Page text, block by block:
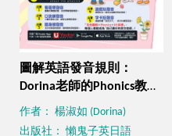
圖解英語發音規則：
Dorina老師的Phonics教學
筆記【虛擬點讀筆版】
（附Youtor App內含
作者： 楊淑如 (Dorina)
出版社： 懶鬼子英日語